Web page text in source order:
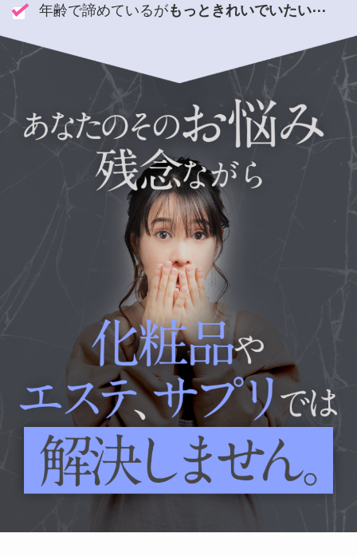
年齢で諦めているがもっときれいでいたい⋯